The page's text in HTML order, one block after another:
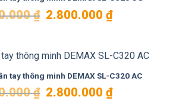
₫
Giá
2.800.000 ₫Giá
hiện
2.800.000 ₫.
tay thông minh DEMAX SL-C320 AC
₫
Giá
2.800.000 ₫Giá
hiện